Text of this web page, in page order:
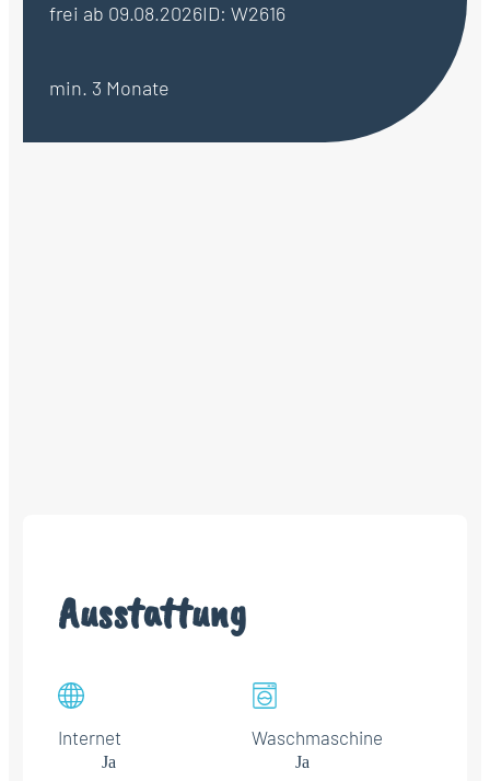
frei ab 09.08.2026ID: W2616
min. 3 Monate
Ausstattung
Internet
Ja
Waschmaschine
Ja